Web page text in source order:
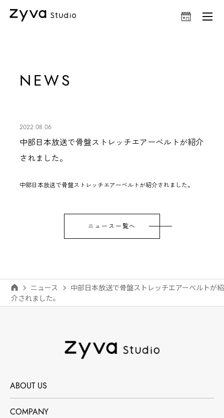
NEWS
2022.08.06
中部日本放送で骨盤ストレッチエアーベルトが紹介
されました。
中部日本放送で骨盤ストレッチエアーベルトが紹介されました。
ニュース一覧へ
ニュース
中部日本放送で骨盤ストレッチエアーベルトが紹
介されました。
ABOUT US
COMPANY